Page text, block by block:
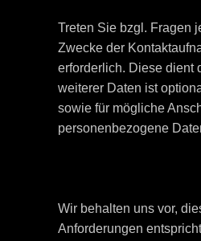
Treten Sie bzgl. Fragen
Zwecke der
erforderlich. Diese dient
weiterer Daten ist
sowie für mögliche
personenbezogene
Wir behalten uns vor,
Anforderungen